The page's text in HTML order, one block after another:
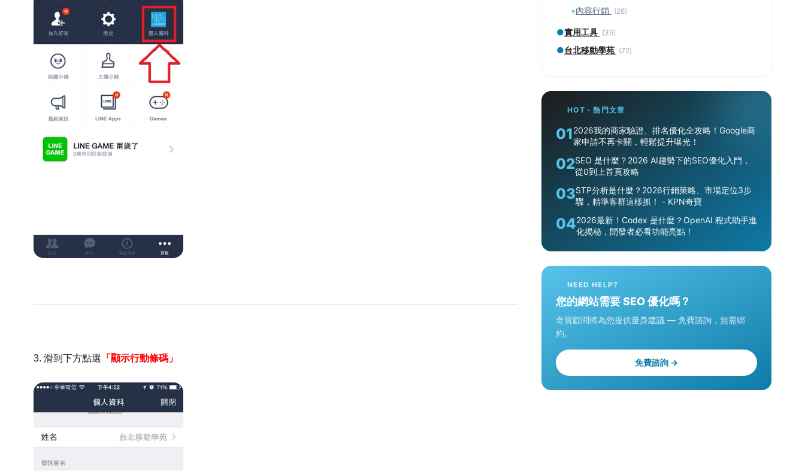
3. 滑到下方點選 「顯示行動條碼」
▪內容行銷 (26)
●實用工具 (35)
●台北移動學苑 (72)
HOT · 熱門文章
012026我的商家驗證、排名優化全攻略！Google商
家申請不再卡關，輕鬆提升曝光！
02SEO 是什麼？2026 AI趨勢下的SEO優化入門，
從0到上首頁攻略
03STP分析是什麼？2026行銷策略、市場定位3步
驟，精準客群這樣抓！ - KPN奇寶
042026最新！Codex 是什麼？OpenAI 程式助手進
化揭秘，開發者必看功能亮點！
NEED HELP?
您的網站需要 SEO 優化嗎？
奇寶顧問將為您提供量身建議 — 免費諮詢，無需綁
約。
免費諮詢 →